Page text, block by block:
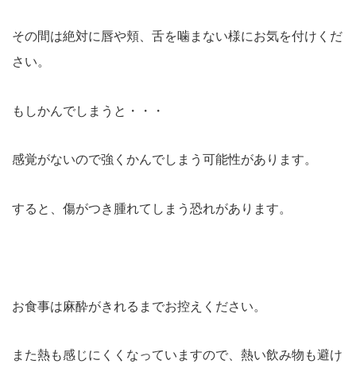
その間は絶対に唇や頬、舌を噛まない様にお気を付けくだ
さい。
もしかんでしまうと・・・
感覚がないので強くかんでしまう可能性があります。
すると、傷がつき腫れてしまう恐れがあります。
お食事は麻酔がきれるまでお控えください。
また熱も感じにくくなっていますので、熱い飲み物も避け